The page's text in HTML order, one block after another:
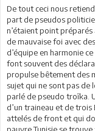
De tout ceci nous
part de pseudos
n’étaient point préparés
de mauvaise foi avec
d’équipe en harmonie
font souvent des
propulse bêtement des
sujet qui ne sont pas de
parlé de pseudo troîka.
d’un traineau et de trois
attelés de front et qui